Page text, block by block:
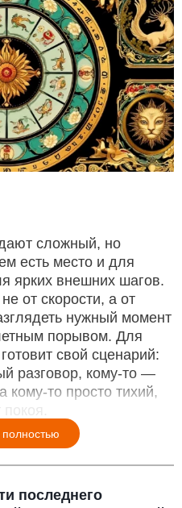
сложный, но
есть место и для
ярких внешних шагов.
от скорости, а от
нужный момент
порывом. Для
свой сценарий:
разговор, кому‑то —
просто тихий,
полностью
последнего